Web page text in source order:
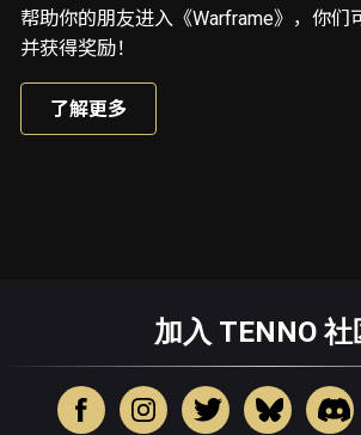
帮助你的朋友进入《Warframe》，你们
并获得奖励！
了解更多
加入 TENNO 社